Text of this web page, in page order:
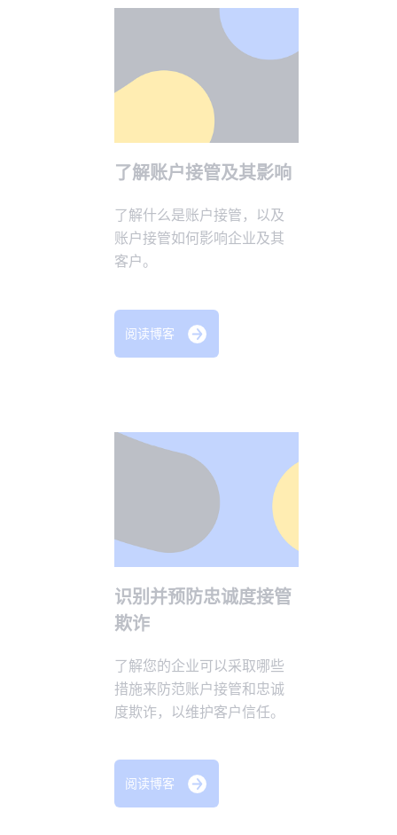
了解账户接管及其影响
了解什么是账户接管，以及
账户接管如何影响企业及其
客户。
阅读博客
识别并预防忠诚度接管
欺诈
了解您的企业可以采取哪些
措施来防范账户接管和忠诚
度欺诈，以维护客户信任。
阅读博客